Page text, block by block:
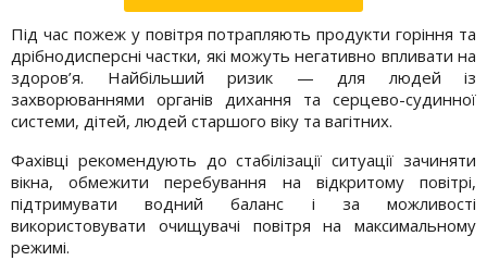
Під час пожеж у повітря потрапляють продукти горіння та
дрібнодисперсні частки, які можуть негативно впливати на
здоров’я. Найбільший ризик — для людей із
захворюваннями органів дихання та серцево-судинної
системи, дітей, людей старшого віку та вагітних.
Фахівці рекомендують до стабілізації ситуації зачиняти
вікна, обмежити перебування на відкритому повітрі,
підтримувати водний баланс і за можливості
використовувати очищувачі повітря на максимальному
режимі.